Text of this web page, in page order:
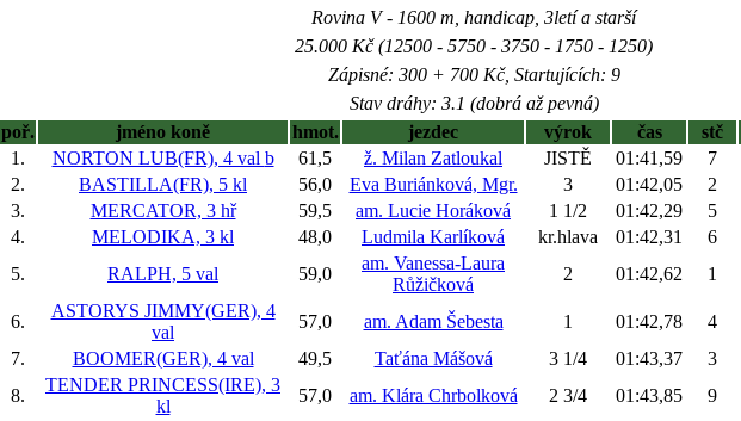
Rovina V - 1600 m, handicap, 3letí a starší
25.000 Kč (12500 - 5750 - 3750 - 1750 - 1250)
Zápisné: 300 + 700 Kč, Startujících: 9
Stav dráhy: 3.1 (dobrá až pevná)
poř.
jméno koně hmot. jezdec výrok čas stč
1.
NORTON LUB(FR), 4 val b 61,5 ž. Milan Zatloukal JISTĚ 01:41,59 7
2.
BASTILLA(FR), 5 kl 56,0 Eva Buriánková, Mgr. 3 01:42,05 2
3.
MERCATOR, 3 hř 59,5 am. Lucie Horáková 1 1/2 01:42,29 5
4.
MELODIKA, 3 kl 48,0 Ludmila Karlíková kr.hlava 01:42,31 6
5.
RALPH, 5 val 59,0
am. Vanessa-Laura
Růžičková
2 01:42,62 1
6.
ASTORYS JIMMY(GER), 4
val
57,0 am. Adam Šebesta 1 01:42,78 4
7.
BOOMER(GER), 4 val 49,5 Taťána Mášová 3 1/4 01:43,37 3
8.
TENDER PRINCESS(IRE), 3
kl
57,0 am. Klára Chrbolková 2 3/4 01:43,85 9